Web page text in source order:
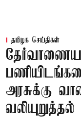
தமிழக செய்திகள்
அரசுக்கு
வலியுறுத்தல்